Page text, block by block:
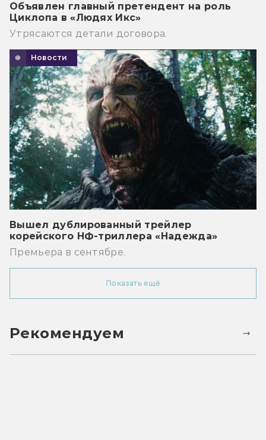
Объявлен главный претендент на роль
Циклопа в «Людях Икс»
Утрясаются детали договора.
Новости
Вышел дублированный трейлер
корейского НФ-триллера «Надежда»
Премьера в сентябре.
Показать ещё
Рекомендуем